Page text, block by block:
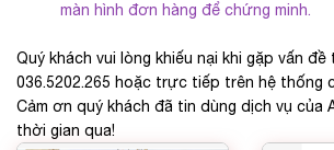
màn hình đơn hàng để chứng minh.
Quý khách vui lòng khiếu nại khi gặp vấn
036.5202.265 hoặc trực tiếp trên hệ thống
Cảm ơn quý khách đã tin dùng dịch vụ của
thời gian qua!